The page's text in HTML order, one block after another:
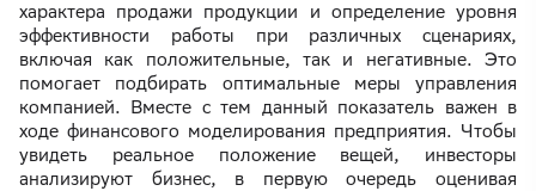
характера продажи продукции и определение уровня
эффективности работы при различных сценариях,
включая как положительные, так и негативные. Это
помогает подбирать оптимальные меры управления
компанией. Вместе с тем данный показатель важен в
ходе финансового моделирования предприятия. Чтобы
увидеть реальное положение вещей, инвесторы
анализируют бизнес, в первую очередь оценивая